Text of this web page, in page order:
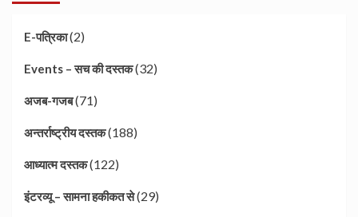
E-पत्रिका(2)
Events – सच की दस्तक(32)
अजब-गजब(71)
अन्तर्राष्ट्रीय दस्तक(188)
आध्यात्म दस्तक(122)
इंटरव्यू – सामना हकीकत से(29)